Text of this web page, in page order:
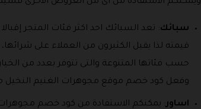
سبائك: تعد السبائك احد اكثر فئات المتجر
قيمته لذا يقبل الكثيرون من العملاء على
وفعل كود خصم موقع مجوهرات الغنيم النخيل
اساور: يمكنكم الاستفادة من كود خصم مجوهرات